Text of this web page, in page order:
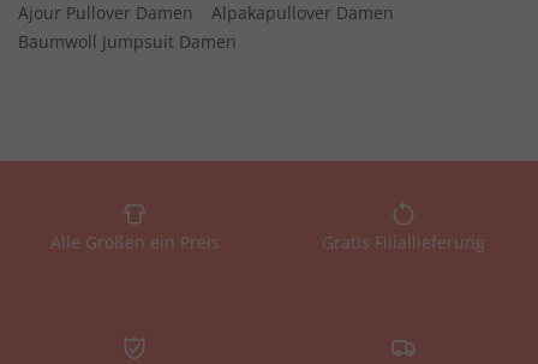
Ajour Pullover Damen
Alpakapullover Damen
Baumwoll Jumpsuit Damen
Alle Größen ein Preis Gratis Filiallieferung